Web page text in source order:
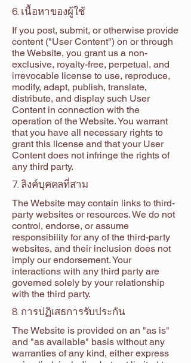
6. เนื้อหาของผู้ใช้
If you post, submit, or otherwise provide
content ("User Content") on or through
the Website, you grant us a non-
exclusive, royalty-free, perpetual, and
irrevocable license to use, reproduce,
modify, adapt, publish, translate,
distribute, and display such User
Content in connection with the
operation of the Website. You warrant
that you have all necessary rights to
grant this license and that your User
Content does not infringe the rights of
any third party.
7. ลิงค์บุคคลที่สาม
The Website may contain links to third-
party websites or resources. We do not
control, endorse, or assume
responsibility for any of the third-party
websites, and their inclusion does not
imply our endorsement. Your
interactions with any third party are
governed solely by your relationship
with the third party.
8. การปฏิเสธการรับประกัน
The Website is provided on an "as is"
and "as available" basis without any
warranties of any kind, either express